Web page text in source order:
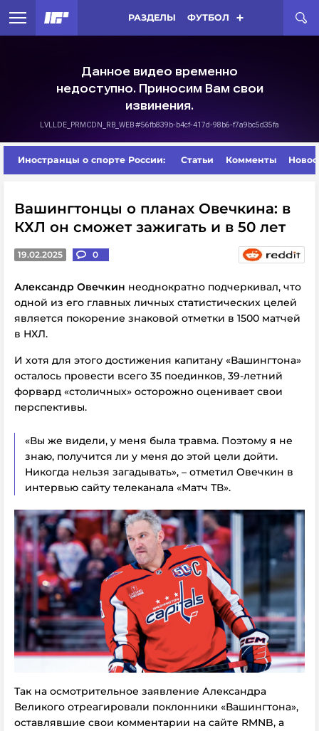
РАЗДЕЛЫ ФУТБОЛ
Иностранцы о спорте России: Статьи Комменты
Вашингтонцы о планах Овечкина: в
КХЛ он сможет зажигать и в 50 лет
19.02.2025 0
Александр Овечкин неоднократно подчеркивал, что
одной из его главных личных статистических целей
является покорение знаковой отметки в 1500 матчей
в НХЛ.
И хотя для этого достижения капитану «Вашингтона»
осталось провести всего 35 поединков, 39-летний
форвард «столичных» осторожно оценивает свои
перспективы.
«Вы же видели, у меня была травма. Поэтому я не
знаю, получится ли у меня до этой цели дойти.
Никогда нельзя загадывать», – отметил Овечкин в
интервью сайту телеканала «Матч ТВ».
Так на осмотрительное заявление Александра
Великого отреагировали поклонники «Вашингтона»,
оставлявшие свои комментарии на сайте RMNB, а